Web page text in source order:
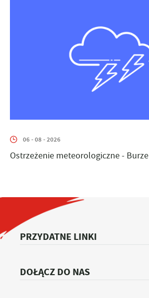
06 - 08 - 2026
Ostrzeżenie meteorologiczne - Burze
PRZYDATNE LINKI
DOŁĄCZ DO NAS